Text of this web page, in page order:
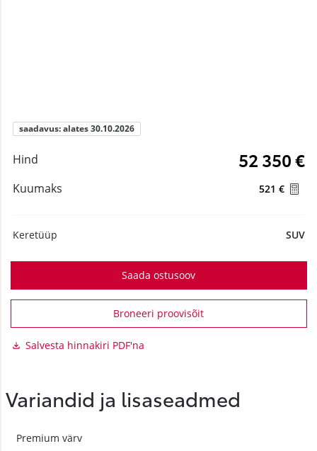
saadavus: alates 30.10.2026
Hind 52 350 €
Kuumaks 521 €
Keretüüp SUV
Saada ostusoov
Broneeri proovisõit
Salvesta hinnakiri PDF'na
Variandid ja lisaseadmed
Premium värv